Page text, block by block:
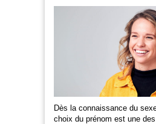
Dès la connaissance du
choix du prénom est une